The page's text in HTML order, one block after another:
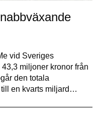
vid Sveriges
miljoner kronor från
den totala
en kvarts miljard…